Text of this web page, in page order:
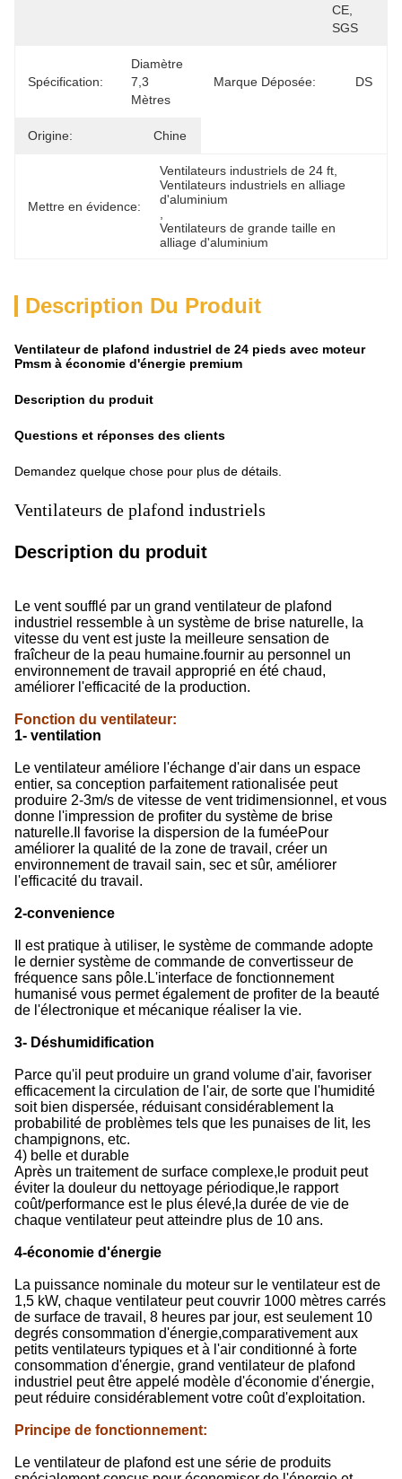
CE,
SGS
Spécification:
Diamètre
7,3
Mètres
Marque Déposée: DS
Origine: Chine
Mettre en évidence:
Ventilateurs industriels de 24 ft
Ventilateurs industriels en alliage
d'aluminium
Ventilateurs de grande taille en
alliage d'aluminium
Description Du Produit
Ventilateur de plafond industriel de 24 pieds avec moteur
Pmsm à économie d'énergie premium
Description du produit
Questions et réponses des clients
Demandez quelque chose pour plus de détails.
Ventilateurs de plafond industriels
Description du produit
Le vent soufflé par un grand ventilateur de plafond
industriel ressemble à un système de brise naturelle, la
vitesse du vent est juste la meilleure sensation de
fraîcheur de la peau humaine.fournir au personnel un
environnement de travail approprié en été chaud,
améliorer l'efficacité de la production.
Fonction du ventilateur:
1- ventilation
Le ventilateur améliore l'échange d'air dans un espace
entier, sa conception parfaitement rationalisée peut
produire 2-3m/s de vitesse de vent tridimensionnel, et vous
donne l'impression de profiter du système de brise
naturelle.Il favorise la dispersion de la fuméePour
améliorer la qualité de la zone de travail, créer un
environnement de travail sain, sec et sûr, améliorer
l'efficacité du travail.
2-convenience
Il est pratique à utiliser, le système de commande adopte
le dernier système de commande de convertisseur de
fréquence sans pôle.L'interface de fonctionnement
humanisé vous permet également de profiter de la beauté
de l'électronique et mécanique réaliser la vie.
3- Déshumidification
Parce qu'il peut produire un grand volume d'air, favoriser
efficacement la circulation de l'air, de sorte que l'humidité
soit bien dispersée, réduisant considérablement la
probabilité de problèmes tels que les punaises de lit, les
champignons, etc.
4) belle et durable
Après un traitement de surface complexe,le produit peut
éviter la douleur du nettoyage périodique,le rapport
coût/performance est le plus élevé,la durée de vie de
chaque ventilateur peut atteindre plus de 10 ans.
4-économie d'énergie
La puissance nominale du moteur sur le ventilateur est de
1,5 kW, chaque ventilateur peut couvrir 1000 mètres carrés
de surface de travail, 8 heures par jour, est seulement 10
degrés consommation d'énergie,comparativement aux
petits ventilateurs typiques et à l'air conditionné à forte
consommation d'énergie, grand ventilateur de plafond
industriel peut être appelé modèle d'économie d'énergie,
peut réduire considérablement votre coût d'exploitation.
Principe de fonctionnement:
Le ventilateur de plafond est une série de produits